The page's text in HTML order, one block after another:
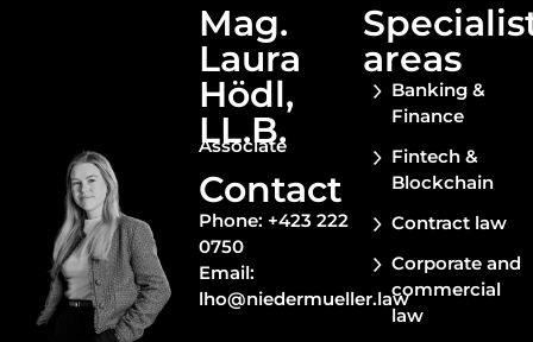
Mag.
Laura
Hödl,
LL.B.
Associate
Contact
Phone: +423 222
0750
Email:
lho@niedermueller.law
areas​
Banking &
Finance
Fintech &
Blockchain
Contract law
Corporate and
commercial
law